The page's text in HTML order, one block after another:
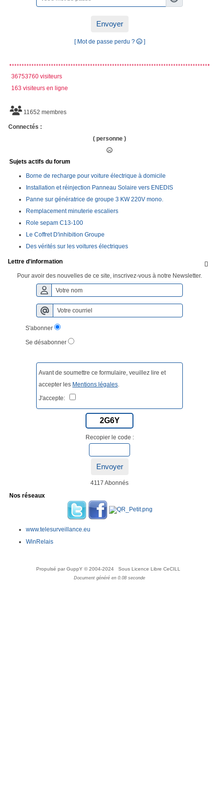
Envoyer
[ Mot de passe perdu ? ]
36753760 visiteurs
163 visiteurs en ligne
11652 membres
Connectés :
( personne )
Sujets actifs du forum
Borne de recharge pour voiture électrique à domicile
Installation et réinjection Panneau Solaire vers ENEDIS
Panne sur génératrice de groupe 3 KW 220V mono.
Remplacement minuterie escaliers
Role sepam C13-100
Le Coffret D'inhibition Groupe
Des vérités sur les voitures électriques

Lettre d'information
Pour avoir des nouvelles de ce site, inscrivez-vous à notre Newsletter.
S'abonner
Se désabonner
Avant de soumettre ce formulaire, veuillez lire et
accepter les Mentions légales.
J'accepte:
2G6Y
Recopier le code :
Envoyer
4117 Abonnés
Nos réseaux
www.telesurveillance.eu
WinRelais
Propulsé par GuppY © 2004-2024 Sous Licence Libre CeCILL
Document généré en 0.08 seconde